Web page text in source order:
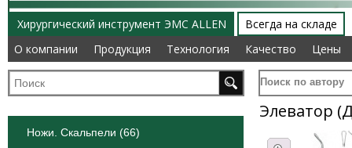
Хирургический инструмент ЭМС ALLEN
О компании
Продукция Технология Качество Цены
Всегда на складе
О компании
Продукция Технология Качество Цены
Поиск по автору
Ножи. Скальпели (66)
Элеватор